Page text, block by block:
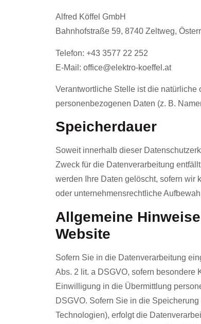
Alfred Köffel GmbH
Bahnhofstraße 59, 8740 Zeltweg,
Telefon: +43 3577 22 252
E-Mail: office@elektro-koeffel.at
Verantwortliche Stelle ist die natürliche
personenbezogenen Daten (z. B.
Speicherdauer
Soweit innerhalb dieser
Zweck für die Datenverarbeitung
werden Ihre Daten gelöscht, sofern wir
oder unternehmensrechtliche
Allgemeine
Website
Sofern Sie in die Datenverarbeitung
Abs. 2 lit. a DSGVO, sofern besondere
Einwilligung in die Übermittlung
DSGVO. Sofern Sie in die
Technologien), erfolgt die